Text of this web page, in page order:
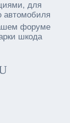
для
автомобиля
форуме
шкода